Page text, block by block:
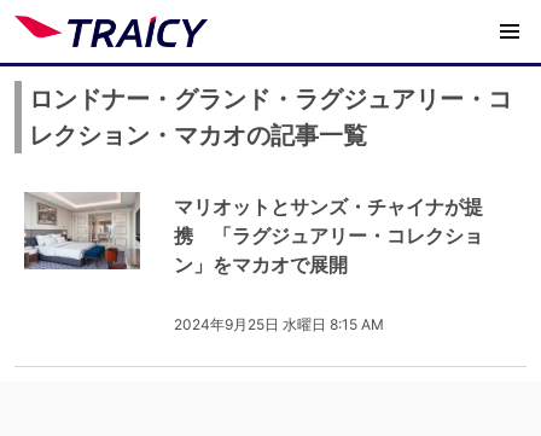
ロンドナー・グランド・ラグジュアリー・コ
レクション・マカオの記事一覧
マリオットとサンズ・チャイナが提
携 「ラグジュアリー・コレクショ
ン」をマカオで展開
2024年9月25日 水曜日 8:15 AM